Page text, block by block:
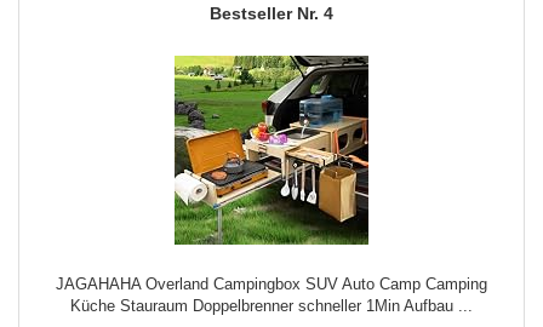
4
JAGAHAHA Overland Campingbox SUV Auto Camp Camping
Küche Stauraum Doppelbrenner schneller 1Min Aufbau ...